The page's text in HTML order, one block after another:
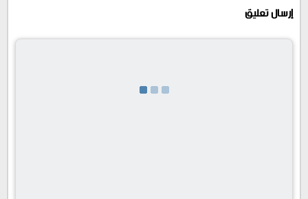
إرسال تعليق